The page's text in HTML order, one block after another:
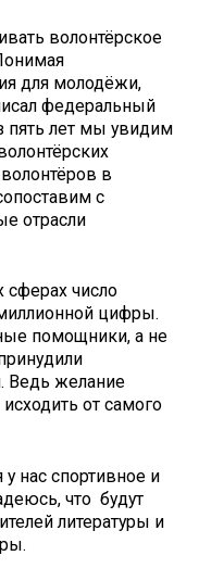
волонтёрское
для молодёжи,
федеральный
пять лет мы увидим
в
с
отрасли
сферах число
цифры.
помощники, а не
Ведь желание
от самого
нас спортивное и
что будут
литературы и